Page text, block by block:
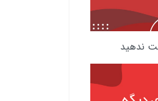
ندهید